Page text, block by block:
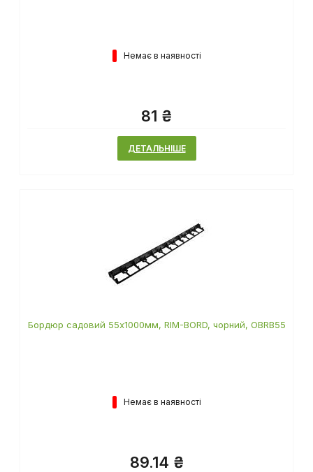
Немає в наявності
81 ₴
ДЕТАЛЬНІШЕ
Бордюр садовий 55х1000мм, RIM-BORD, чорний, OBRB55
Немає в наявності
89.14 ₴